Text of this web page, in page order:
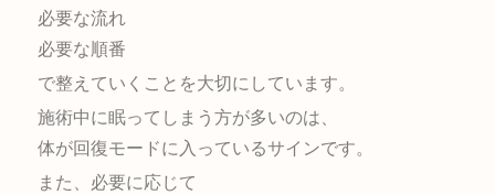
必要な流れ
必要な順番
で整えていくことを大切にしています。
施術中に眠ってしまう方が多いのは、
体が回復モードに入っているサインです。
また、必要に応じて